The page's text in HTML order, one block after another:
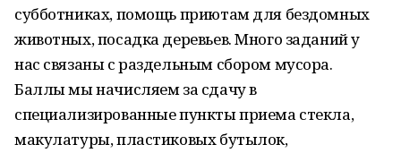
субботниках, помощь приютам для бездомных
животных, посадка деревьев. Много заданий у
нас связаны с раздельным сбором мусора.
Баллы мы начисляем за сдачу в
специализированные пункты приема стекла,
макулатуры, пластиковых бутылок,